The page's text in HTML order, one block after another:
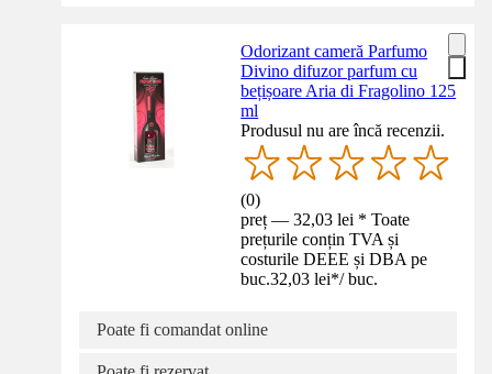
Odorizant cameră Parfumo
Divino difuzor parfum cu
bețișoare Aria di Fragolino 125
ml
Produsul nu are încă recenzii.
(0)
preț — 32,03 lei * Toate
prețurile conțin TVA și
costurile DEEE și DBA pe
buc.32,03 lei*/ buc.
Poate fi comandat online